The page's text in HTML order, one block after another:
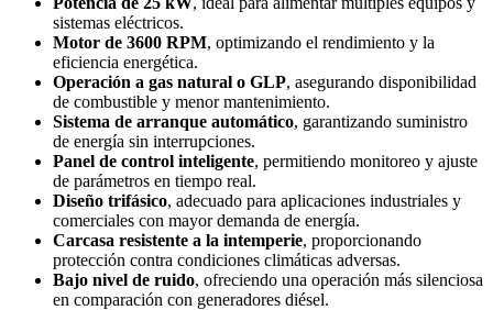
sistemas eléctricos.
Motor de 3600 RPM, optimizando el rendimiento y la
eficiencia energética.
Operación a gas natural o GLP, asegurando disponibilidad
de combustible y menor mantenimiento.
Sistema de arranque automático, garantizando suministro
de energía sin interrupciones.
Panel de control inteligente, permitiendo monitoreo y ajuste
de parámetros en tiempo real.
Diseño trifásico, adecuado para aplicaciones industriales y
comerciales con mayor demanda de energía.
Carcasa resistente a la intemperie, proporcionando
protección contra condiciones climáticas adversas.
Bajo nivel de ruido, ofreciendo una operación más silenciosa
en comparación con generadores diésel.